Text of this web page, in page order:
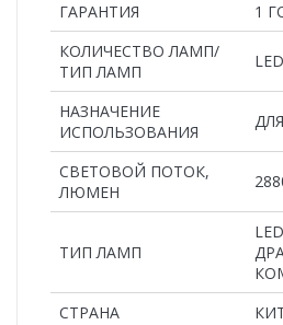
ГАРАНТИЯ
1
КОЛИЧЕСТВО ЛАМП/
ТИП ЛАМП
НАЗНАЧЕНИЕ
ИСПОЛЬЗОВАНИЯ
СВЕТОВОЙ ПОТОК,
ЛЮМЕН
ТИП ЛАМП
СТРАНА